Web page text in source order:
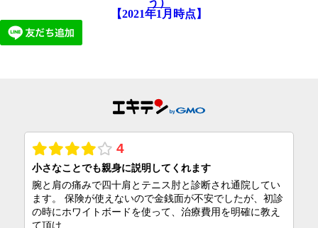
う）
【2021年1月時点】